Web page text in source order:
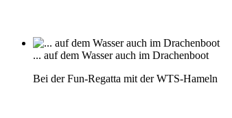
... auf dem Wasser auch im Drachenboot
Bei der Fun-Regatta mit der WTS-Hameln